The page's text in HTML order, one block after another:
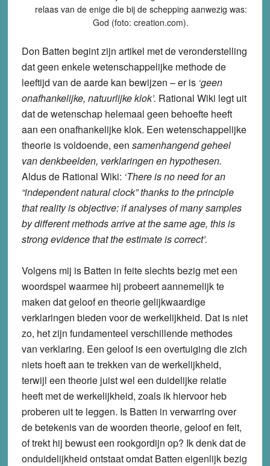
relaas van de enige die bij de schepping aanwezig was:
God (foto: creation.com).
Don Batten begint zijn artikel met de veronderstelling
dat geen enkele wetenschappelijke methode de
leeftijd van de aarde kan bewijzen – er is ‘geen
onafhankelijke, natuurlijke klok’. Rational Wiki legt uit
dat de wetenschap helemaal geen behoefte heeft
aan een onafhankelijke klok. Een wetenschappelijke
theorie is voldoende, een samenhangend geheel
van denkbeelden, verklaringen en hypothesen.
Aldus de Rational Wiki: ‘There is no need for an
“independent natural clock” thanks to the principle
that reality is objective: if analyses of many samples
by different methods arrive at the same age, this is
strong evidence that the estimate is correct’.
Volgens mij is Batten in feite slechts bezig met een
woordspel waarmee hij probeert aannemelijk te
maken dat geloof en theorie gelijkwaardige
verklaringen bieden voor de werkelijkheid. Dat is niet
zo, het zijn fundamenteel verschillende methodes
van verklaring. Een geloof is een overtuiging die zich
niets hoeft aan te trekken van de werkelijkheid,
terwijl een theorie juist wel een duidelijke relatie
heeft met de werkelijkheid, zoals ik hiervoor heb
proberen uit te leggen. Is Batten in verwarring over
de betekenis van de woorden theorie, geloof en feit,
of trekt hij bewust een rookgordijn op? Ik denk dat de
onduidelijkheid ontstaat omdat Batten eigenlijk bezig